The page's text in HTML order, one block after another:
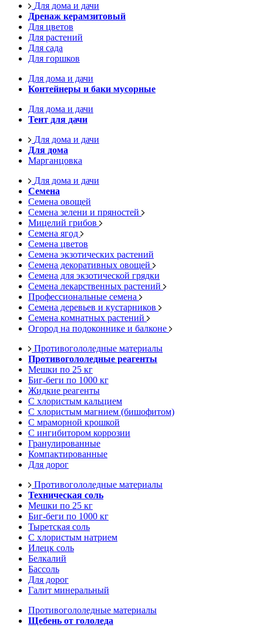
Для дома и дачи
Дренаж керамзитовый
Для цветов
Для растений
Для сада
Для горшков
Для дома и дачи
Контейнеры и баки мусорные
Для дома и дачи
Тент для дачи
Для дома и дачи
Для дома
Марганцовка
Для дома и дачи
Семена
Семена овощей
Семена зелени и пряностей
Мицелий грибов
Семена ягод
Семена цветов
Семена экзотических растений
Семена декоративных овощей
Семена для экзотической грядки
Семена лекарственных растений
Профессиональные семена
Семена деревьев и кустарников
Семена комнатных растений
Огород на подоконнике и балконе
Противогололедные материалы
Противогололедные реагенты
Мешки по 25 кг
Биг-беги по 1000 кг
Жидкие реагенты
С хлористым кальцием
С хлористым магнием (бишофитом)
С мраморной крошкой
С ингибитором коррозии
Гранулированные
Компактированные
Для дорог
Противогололедные материалы
Техническая соль
Мешки по 25 кг
Биг-беги по 1000 кг
Тыретская соль
С хлористым натрием
Илецк соль
Белкалий
Бассоль
Для дорог
Галит минеральный
Противогололедные материалы
Щебень от гололеда